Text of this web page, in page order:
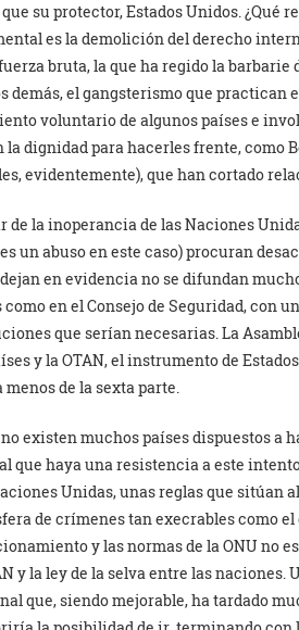
su protector, Estados Unidos. ¿Qué
es la demolición del derecho
bruta, la que ha regido la
demás, el gangsterismo que practican
voluntario de algunos países e
dignidad para hacerles frente, como
evidentemente), que han cortado
de la inoperancia de las Naciones
un abuso en este caso) procuran
en evidencia no se difundan
en el Consejo de Seguridad, con
que serían necesarias. La
y la OTAN, el instrumento de
menos de la sexta parte.
existen muchos países dispuestos a
que haya una resistencia a este
Unidas, unas reglas que sitúan
de crímenes tan execrables como
y las normas de la ONU no
y la ley de la selva entre las naciones.
que, siendo mejorable, ha tardado